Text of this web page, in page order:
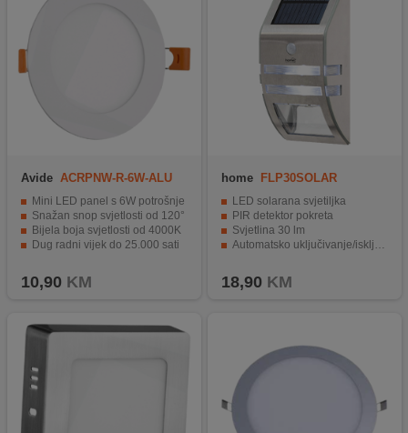
Avide ACRPNW-R-6W-ALU
Mini LED panel s 6W potrošnje
Snažan snop svjetlosti od 120°
Bijela boja svjetlosti od 4000K
Dug radni vijek do 25.000 sati
10,90 KM
home FLP30SOLAR
LED solarana svjetiljka
PIR detektor pokreta
Svjetlina 30 lm
Automatsko uključivanje/isključivanje
18,90 KM